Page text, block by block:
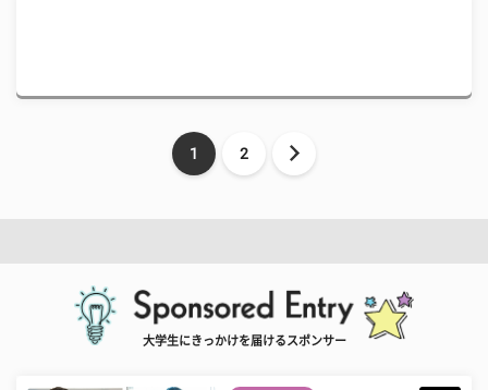
1 2
大学生にきっかけを届けるスポンサー